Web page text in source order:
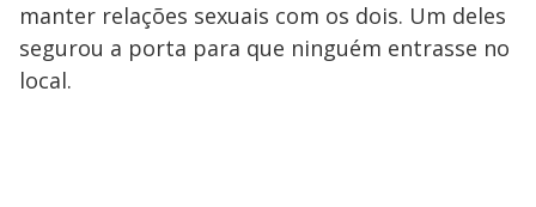
manter relações sexuais com os dois. Um deles
segurou a porta para que ninguém entrasse no
local.